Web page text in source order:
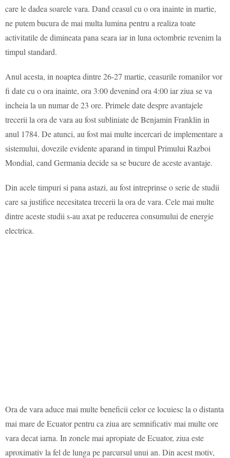
care le dadea soarele vara. Dand ceasul cu o ora inainte in martie,
ne putem bucura de mai multa lumina pentru a realiza toate
activitatile de dimineata pana seara iar in luna octombrie revenim la
timpul standard.
Anul acesta, in noaptea dintre 26-27 martie, ceasurile romanilor vor
fi date cu o ora inainte, ora 3:00 devenind ora 4:00 iar ziua se va
incheia la un numar de 23 ore. Primele date despre avantajele
trecerii la ora de vara au fost subliniate de Benjamin Franklin in
anul 1784. De atunci, au fost mai multe incercari de implementare a
sistemului, dovezile evidente aparand in timpul Primului Razboi
Mondial, cand Germania decide sa se bucure de aceste avantaje.
Din acele timpuri si pana astazi, au fost intreprinse o serie de studii
care sa justifice necesitatea trecerii la ora de vara. Cele mai multe
dintre aceste studii s-au axat pe reducerea consumului de energie
electrica.
Ora de vara aduce mai multe beneficii celor ce locuiesc la o distanta
mai mare de Ecuator pentru ca ziua are semnificativ mai multe ore
vara decat iarna. In zonele mai apropiate de Ecuator, ziua este
aproximativ la fel de lunga pe parcursul unui an. Din acest motiv,